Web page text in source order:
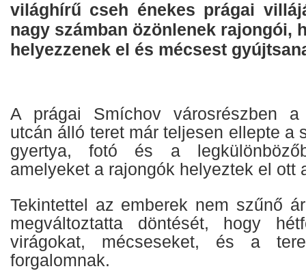
világhírű cseh énekes prágai
nagy számban özönlenek rajongói,
helyezzenek el és mécsest
A prágai Smíchov városrészben a
utcán álló teret már teljesen ellepte a
gyertya, fotó és a
amelyeket a rajongók helyeztek el ott
Tekintettel az emberek nem szűnő
megváltoztatta döntését, hogy
virágokat, mécseseket, és a
forgalomnak.